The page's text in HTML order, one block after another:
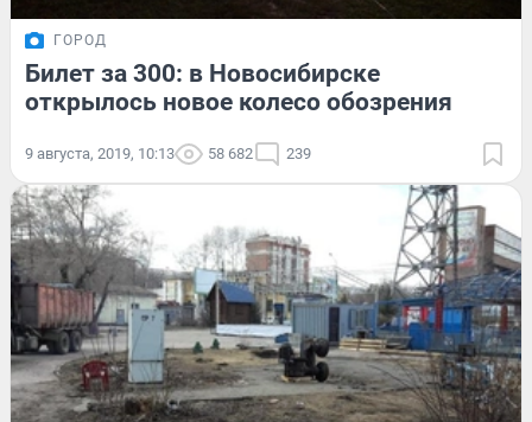
ГОРОД
Билет за 300: в Новосибирске
открылось новое колесо обозрения
9 августа, 2019, 10:13 58 682 239